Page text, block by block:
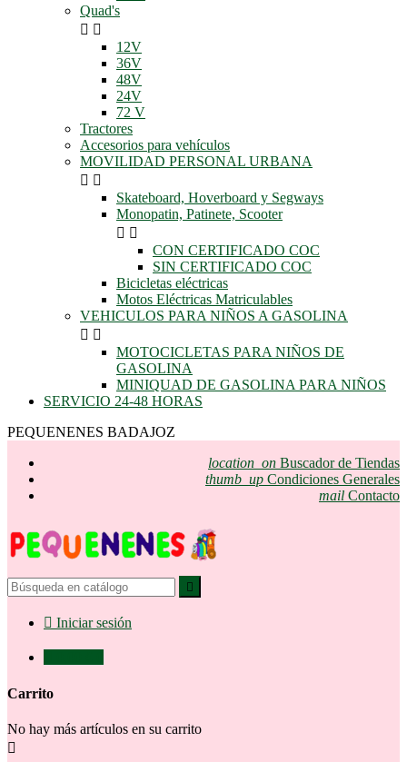
Quad's
 
12V
36V
48V
24V
72 V
Tractores
Accesorios para vehículos
MOVILIDAD PERSONAL URBANA
 
Skateboard, Hoverboard y Segways
Monopatin, Patinete, Scooter
 
CON CERTIFICADO COC
SIN CERTIFICADO COC
Bicicletas eléctricas
Motos Eléctricas Matriculables
VEHICULOS PARA NIÑOS A GASOLINA
 
MOTOCICLETAS PARA NIÑOS DE
GASOLINA
MINIQUAD DE GASOLINA PARA NIÑOS
SERVICIO 24-48 HORAS
PEQUENENES BADAJOZ
location_on Buscador de Tiendas
thumb_up Condiciones Generales
mail Contacto

 Iniciar sesión
Carrito
No hay más artículos en su carrito
